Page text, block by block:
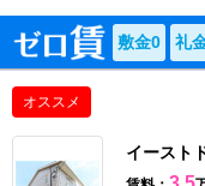
敷金0 礼
オススメ
イースト